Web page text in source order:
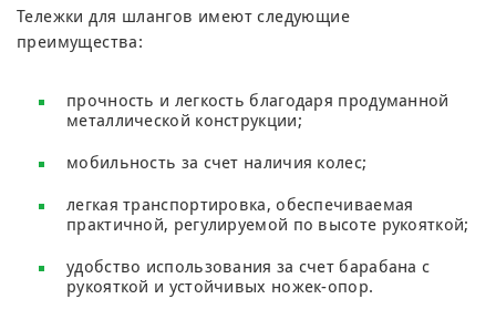
Тележки для шлангов имеют следующие
преимущества:
прочность и легкость благодаря продуманной
металлической конструкции;
мобильность за счет наличия колес;
легкая транспортировка, обеспечиваемая
практичной, регулируемой по высоте рукояткой;
удобство использования за счет барабана с
рукояткой и устойчивых ножек-опор.